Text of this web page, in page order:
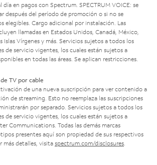
día en pagos con Spectrum. SPECTRUM VOICE: se
después del período de promoción o si no se
elegibles. Cargo adicional por instalación. Las
llamadas en Estados Unidos, Canadá, México,
Islas Vírgenes y más. Servicios sujetos a todos los
de servicio vigentes, los cuales están sujetos a
en todas las áreas. Se aplican restricciones.
TV por cable
de una nueva suscripción para ver contenido a
de streaming. Esto no reemplaza las suscripciones
por separado. Servicios sujetos a todos los
de servicio vigentes, los cuales están sujetos a
Communications. Todas las demás marcas
presentes aquí son propiedad de sus respectivos
más detalles, visita spectrum.com/disclosures